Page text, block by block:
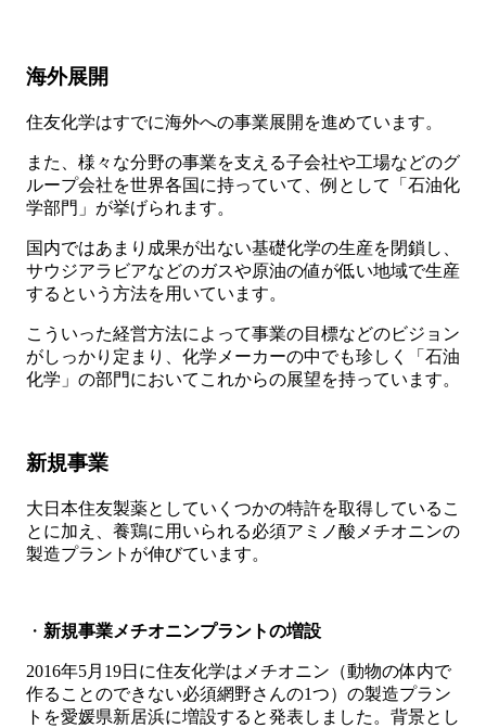
海外展開
住友化学はすでに海外への事業展開を進めています。
また、様々な分野の事業を支える子会社や工場などのグ
ループ会社を世界各国に持っていて、例として「石油化
学部門」が挙げられます。
国内ではあまり成果が出ない基礎化学の生産を閉鎖し、
サウジアラビアなどのガスや原油の値が低い地域で生産
するという方法を用いています。
こういった経営方法によって事業の目標などのビジョン
がしっかり定まり、化学メーカーの中でも珍しく「石油
化学」の部門においてこれからの展望を持っています。
新規事業
大日本住友製薬としていくつかの特許を取得しているこ
とに加え、養鶏に用いられる必須アミノ酸メチオニンの
製造プラントが伸びています。
・ 新規事業メチオニンプラントの増設
2016年5月19日に住友化学はメチオニン（動物の体内で
作ることのできない必須網野さんの1つ）の製造プラン
トを愛媛県新居浜に増設すると発表しました。背景とし